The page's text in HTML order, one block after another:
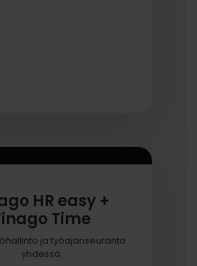
HR easy +
Time
ja työajanseuranta
yhdessä.